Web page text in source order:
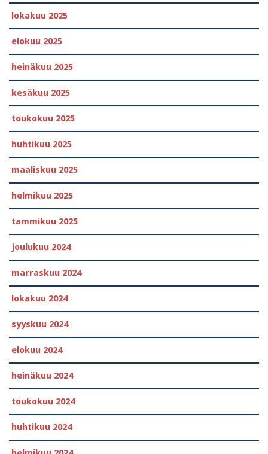
lokakuu 2025
elokuu 2025
heinäkuu 2025
kesäkuu 2025
toukokuu 2025
huhtikuu 2025
maaliskuu 2025
helmikuu 2025
tammikuu 2025
joulukuu 2024
marraskuu 2024
lokakuu 2024
syyskuu 2024
elokuu 2024
heinäkuu 2024
toukokuu 2024
huhtikuu 2024